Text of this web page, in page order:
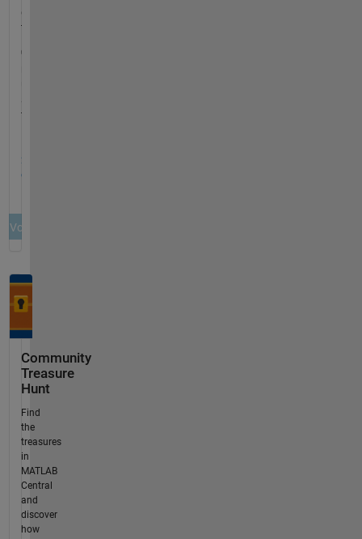
Community
Treasure
Hunt
Find
the
treasures
in
MATLAB
Central
and
discover
how